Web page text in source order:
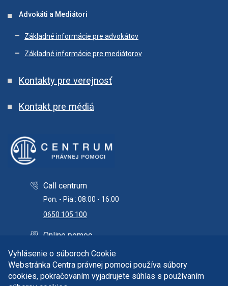
Vyhlásenie o súboroch Cookie
Webstránka Centra právnej pomoci používa súbory
cookies, pokračovaním vyjadrujete súhlas s používaním
Advokáti a Mediátori
Základné informácie pre advokátov
Základné informácie pre mediátorov
Kontakty pre verejnosť
Kontakt pre médiá
Call centrum
Pon. - Pia.: 08:00 - 16:00
0650 105 100
Online pomoc
info@centrumpravnejpomoci.sk